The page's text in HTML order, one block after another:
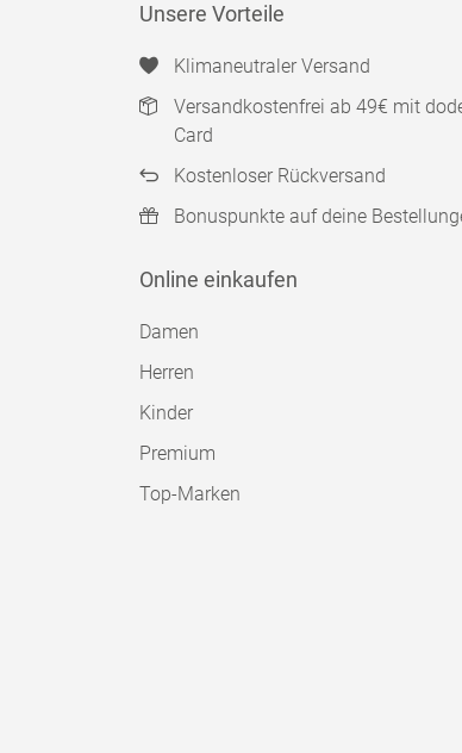
Unsere Vorteile
Klimaneutraler Versand
Versandkostenfrei ab 49€ mit
Card
Kostenloser Rückversand
Bonuspunkte auf deine
Online einkaufen
Damen
Herren
Kinder
Premium
Top-Marken